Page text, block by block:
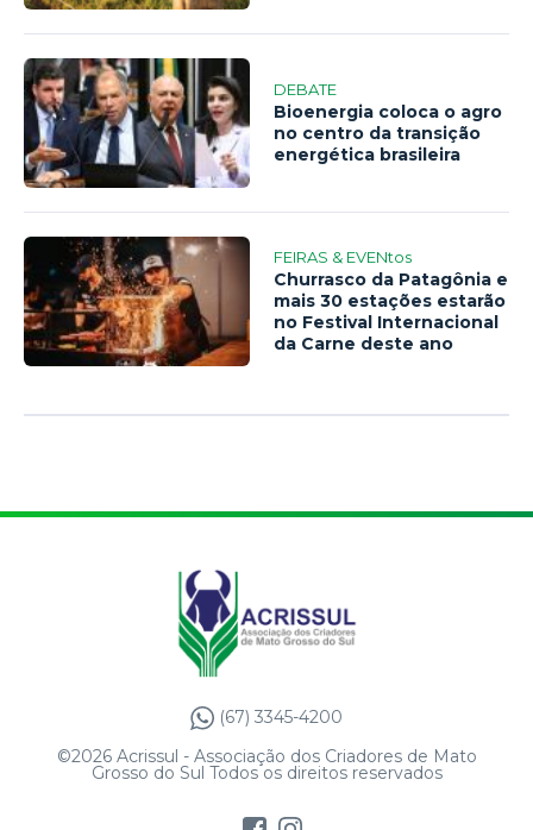
DEBATE
Bioenergia coloca o agro
no centro da transição
energética brasileira
FEIRAS & EVENtos
Churrasco da Patagônia e
mais 30 estações estarão
no Festival Internacional
da Carne deste ano
(67) 3345-4200
©2026 Acrissul - Associação dos Criadores de Mato
Grosso do Sul Todos os direitos reservados